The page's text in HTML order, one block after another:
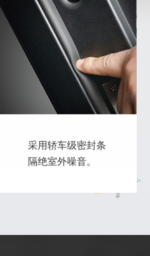
采用轿车级密封条
隔绝室外噪音。